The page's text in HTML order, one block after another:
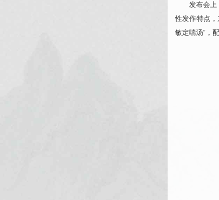
发布会上
性发作特点
敏定喘汤”，